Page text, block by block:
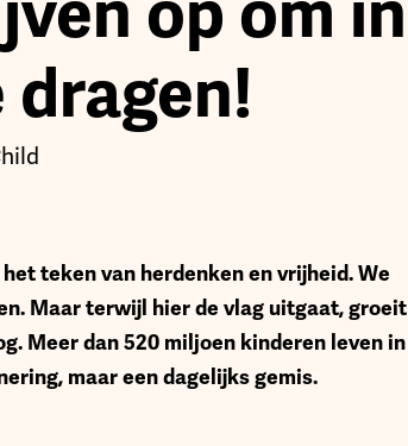
teken van herdenken en vrijheid. We
Maar terwijl hier de vlag uitgaat, groeit
Meer dan 520 miljoen kinderen leven in
maar een dagelijks gemis.